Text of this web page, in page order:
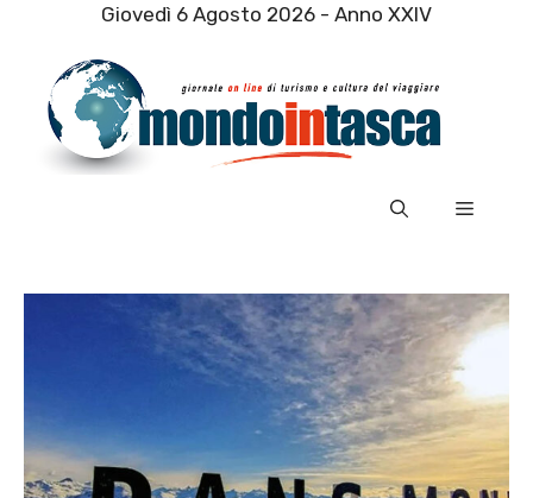
contenuto
Giovedì 6 Agosto 2026 - Anno XXIV
Menu